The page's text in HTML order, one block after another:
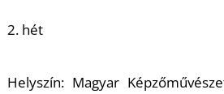
2. hét
Helyszín: Magyar